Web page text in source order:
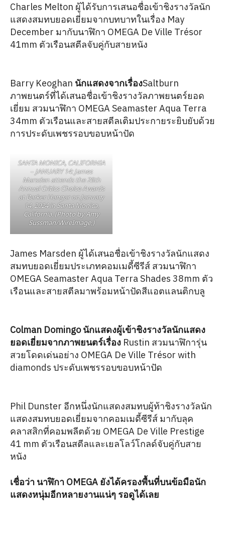
Charles Melton ผู้ได้รับการเสนอชื่อเข้าชิงรางวัลนัก
แสดงสมทบยอดเยี่ยมจากบทบาทในเรื่อง May
December มากับนาฬิกา OMEGA De Ville Trésor
41mm ตัวเรือนสตีลจับคู่กับสายหนัง
Barry Keoghan นักแสดงจากเรื่องSaltburn
ภาพยนตร์ที่ได้เสนอชื่อเข้าชิงรางวัลภาพยนตร์ยอด
เยี่ยม สวมนาฬิกา OMEGA Seamaster Aqua Terra
34mm ตัวเรือนและสายสตีลเติมประกายระยิบยับด้วย
การประดับเพชรรอบขอบหน้าปัด
SANTA MONICA, CALIFORNIA
– JANUARY 14: James
Marsden attends the 29th
Annual Critics Choice Awards
at Barker Hangar on January
14, 2024 in Santa Monica,
California. (Photo by Amy
Sussman/WireImage,)
James Marsden ผู้ได้เสนอชื่อเข้าชิงรางวัลนักแสดง
สมทบยอดเยี่ยมประเภทคอมเมดี้ซีรีส์ สวมนาฬิกา
OMEGA Seamaster Aqua Terra Shades 38mm ตัว
เรือนและสายสตีลมาพร้อมหน้าปัดสีแอตแลนติกบลู
Colman Domingo นักแสดงผู้เข้าชิงรางวัลนักแสดง
ยอดเยี่ยมจากภาพยนตร์เรื่อง Rustin สวมนาฬิการุ่น
สวยโดดเด่นอย่าง OMEGA De Ville Trésor with
diamonds ประดับเพชรรอบขอบหน้าปัด
Phil Dunster อีกหนึ่งนักแสดงสมทบผู้ท้าชิงรางวัลนัก
แสดงสมทบยอดเยี่ยมจากคอมเมดี้ซีรีส์ มากับลุค
คลาสสิกที่คอมพลีตด้วย OMEGA De Ville Prestige
41 mm ตัวเรือนสตีลและเยลโลว์โกลด์จับคู่กับสาย
หนัง
เชื่อว่า นาฬิกา OMEGA ยังได้ครองพื้นที่บนข้อมือนัก
แสดงหนุ่มอีกหลายงานแน่ๆ รอดูได้เลย